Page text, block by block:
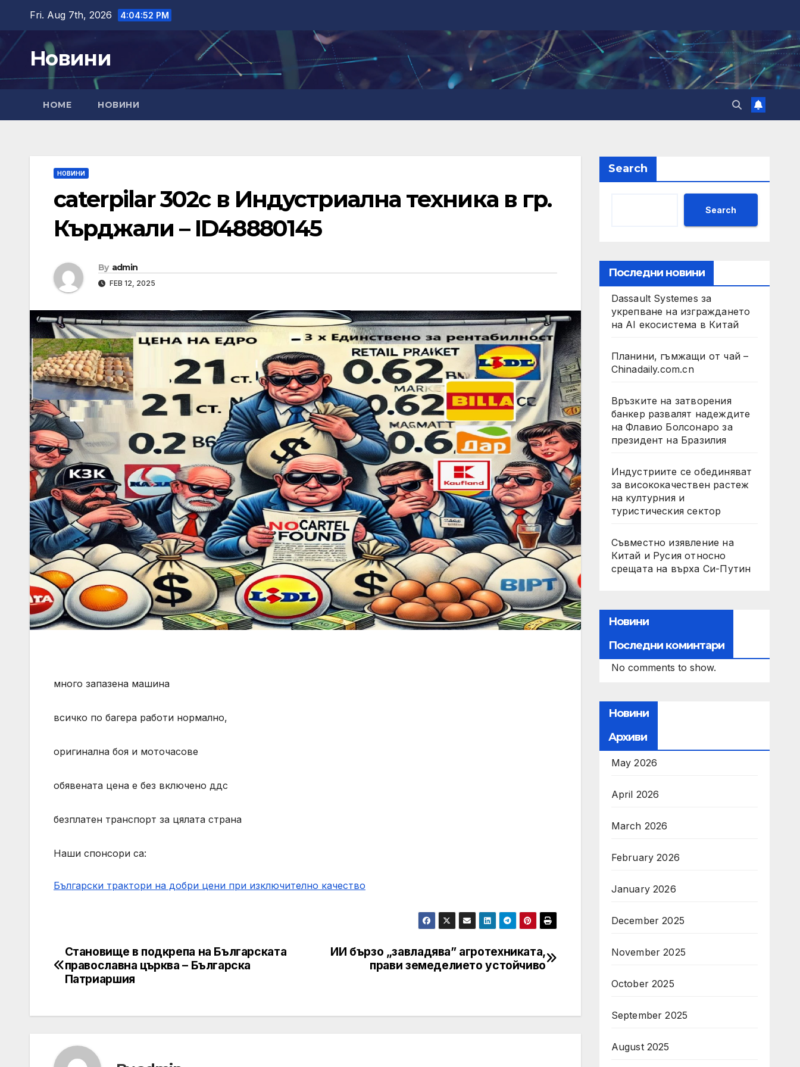
content
Fri. Aug 7th, 2026 4:04:53 PM
Новини
HOME НОВИНИ
НОВИНИ
caterpilar 302c в Индустриална техника в гр.
Кърджали – ID48880145
By admin
FEB 12, 2025
много запазена машина
всичко по багера работи нормално,
оригинална боя и моточасове
обявената цена е без включено ддс
безплатен транспорт за цялата страна
Наши спонсори са:
Български трактори на добри цени при изключително качество
Post
navigation
ИИ бързо „завладява” агротехниката,
прави земеделието устойчиво
Становище в подкрепа на Българската
православна църква – Българска
Патриаршия
Search
Search
Последни новини
Dassault Systemes за
укрепване на изграждането
на AI екосистема в Китай
Планини, гъмжащи от чай –
Chinadaily.com.cn
Връзките на затворения
банкер развалят надеждите
на Флавио Болсонаро за
президент на Бразилия
Индустриите се обединяват
за висококачествен растеж
на културния и
туристическия сектор
Съвместно изявление на
Китай и Русия относно
срещата на върха Си-Путин
Новини
Последни коминтари
No comments to show.
Новини
Архиви
May 2026
April 2026
March 2026
February 2026
January 2026
December 2025
November 2025
October 2025
September 2025
August 2025